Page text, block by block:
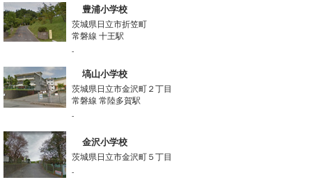
豊浦小学校
茨城県日立市折笠町
常磐線 十王駅
-
塙山小学校
茨城県日立市金沢町２丁目
常磐線 常陸多賀駅
-
金沢小学校
茨城県日立市金沢町５丁目
-